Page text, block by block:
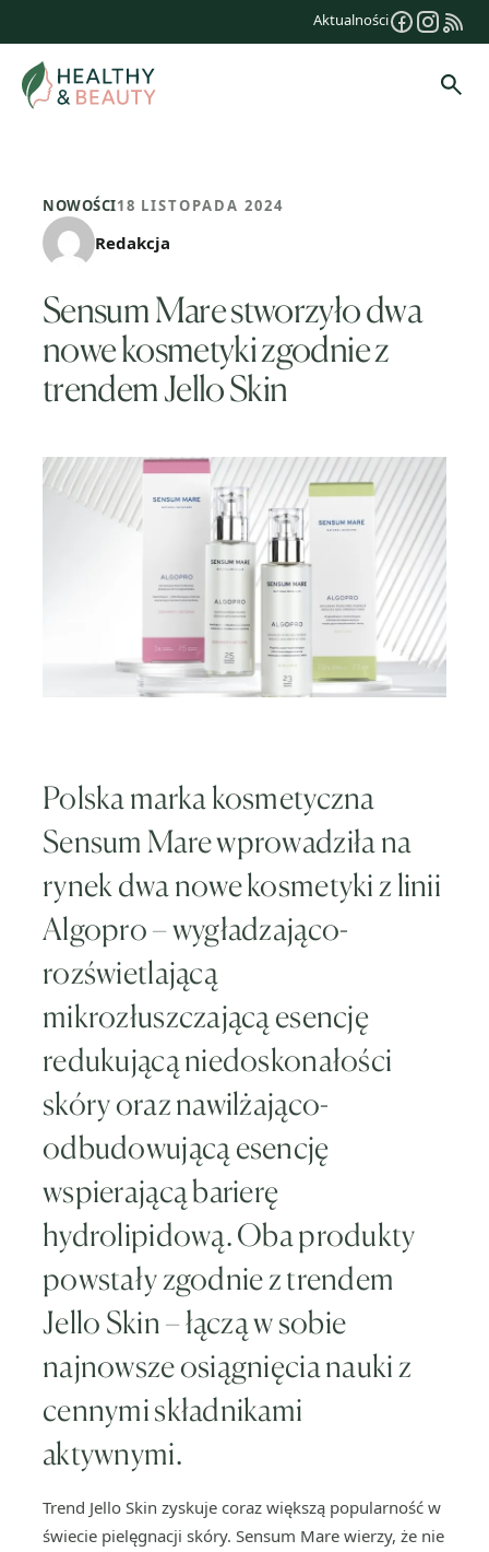
treści
Aktualności
NOWOŚCI18 LISTOPADA 2024
Redakcja
Sensum Mare stworzyło dwa
nowe kosmetyki zgodnie z
trendem Jello Skin
Polska marka kosmetyczna
Sensum Mare wprowadziła na
rynek dwa nowe kosmetyki z linii
Algopro – wygładzająco-
rozświetlającą
mikrozłuszczającą esencję
redukującą niedoskonałości
skóry oraz nawilżająco-
odbudowującą esencję
wspierającą barierę
hydrolipidową. Oba produkty
powstały zgodnie z trendem
Jello Skin – łączą w sobie
najnowsze osiągnięcia nauki z
cennymi składnikami
aktywnymi.
Trend Jello Skin zyskuje coraz większą popularność w
świecie pielęgnacji skóry. Sensum Mare wierzy, że nie